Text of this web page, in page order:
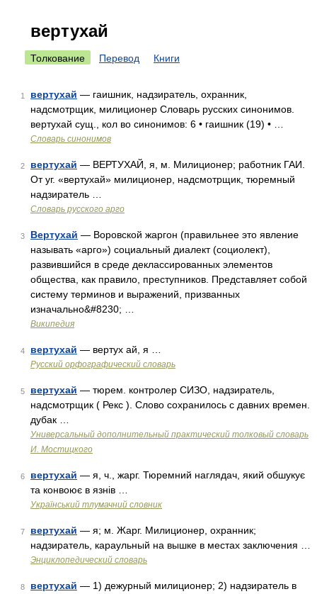
вертухай
Толкование Перевод Книги
1 вертухай — гаишник, надзиратель, охранник,
надсмотрщик, милиционер Словарь русских синонимов.
вертухай сущ., кол во синонимов: 6 • гаишник (19) • …
Словарь синонимов
2 вертухай — ВЕРТУХАЙ, я, м. Милиционер; работник ГАИ.
От уг. «вертухай» милиционер, надсмотрщик, тюремный
надзиратель …
Словарь русского арго
3 Вертухай — Воровской жаргон (правильнее это явление
называть «арго») социальный диалект (социолект),
развившийся в среде деклассированных элементов
общества, как правило, преступников. Представляет собой
систему терминов и выражений, призванных
изначально&#8230; …
Википедия
4 вертухай — вертух ай, я …
Русский орфографический словарь
5 вертухай — тюрем. контролер СИЗО, надзиратель,
надсмотрщик ( Рекс ). Слово сохранилось с давних времен.
дубак …
Универсальный дополнительный практический толковый словарь
И. Мостицкого
6 вертухай — я, ч., жарг. Тюремний наглядач, який обшукує
та конвоює в язнів …
Український тлумачний словник
7 вертухай — я; м. Жарг. Милиционер, охранник;
надзиратель, караульный на вышке в местах заключения …
Энциклопедический словарь
8 вертухай — 1) дежурный милиционер; 2) надзиратель в